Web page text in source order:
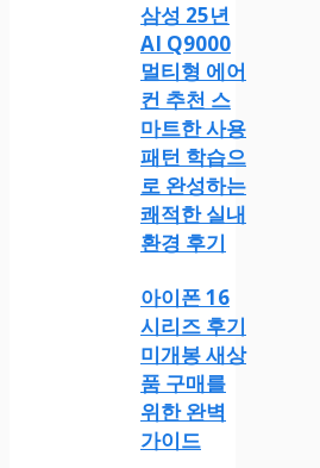
삼성 25년
AI Q9000
멀티형 에어
컨 추천 스
마트한 사용
패턴 학습으
로 완성하는
쾌적한 실내
환경 후기
아이폰 16
시리즈 후기
미개봉 새상
품 구매를
위한 완벽
가이드